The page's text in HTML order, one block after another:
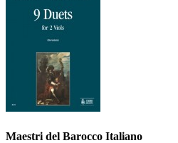
Maestri del Barocco Italiano